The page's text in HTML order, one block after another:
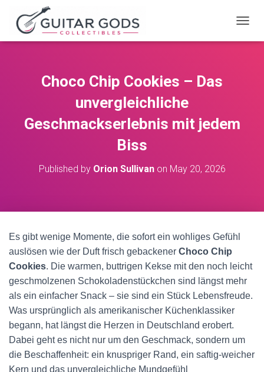
O
Choco Chip Cookies – Das
unvergleichliche
Geschmackserlebnis mit jedem
Biss
Published by Orion Sullivanon May 20, 2026
Es gibt wenige Momente, die sofort ein wohliges Gefühl
auslösen wie der Duft frisch gebackener Choco Chip
Cookies. Die warmen, buttrigen Kekse mit den noch leicht
geschmolzenen Schokoladenstückchen sind längst mehr
als ein einfacher Snack – sie sind ein Stück Lebensfreude.
Was ursprünglich als amerikanischer Küchenklassiker
begann, hat längst die Herzen in Deutschland erobert.
Dabei geht es nicht nur um den Geschmack, sondern um
die Beschaffenheit: ein knuspriger Rand, ein saftig-weicher
Kern und das unvergleichliche Mundgefühl